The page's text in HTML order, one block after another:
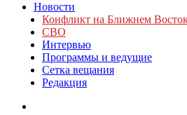
Новости
Конфликт на Ближнем
СВО
Интервью
Программы и ведущие
Сетка вещания
Редакция